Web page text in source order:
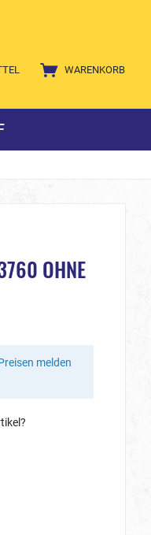
WARENKORB
OHNE
melden